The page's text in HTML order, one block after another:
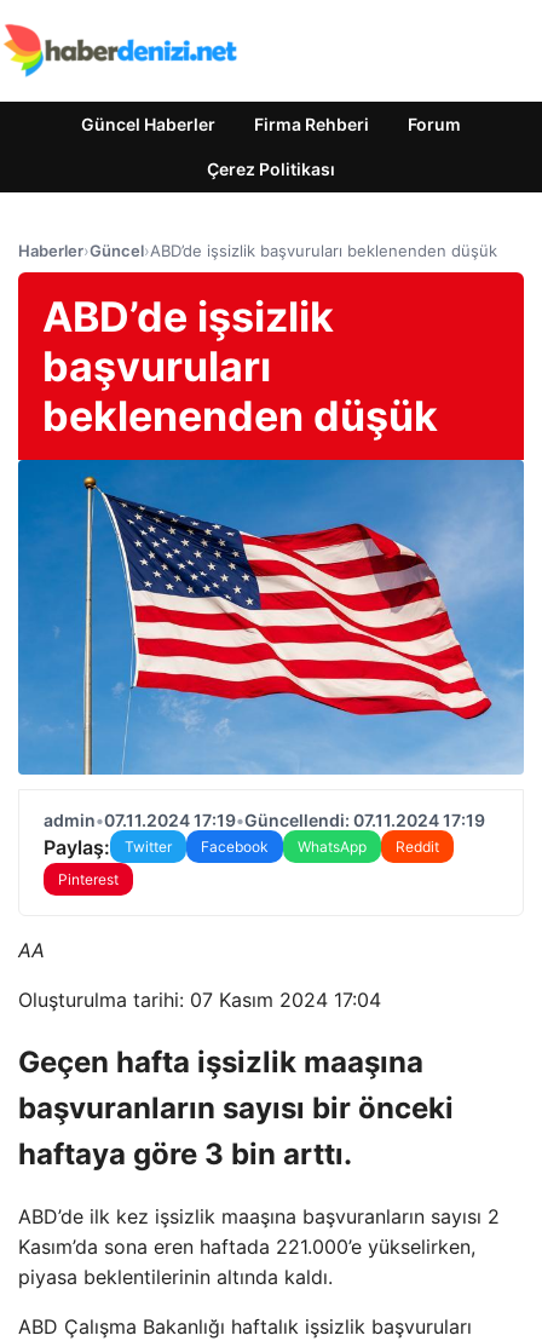
Güncel Haberler Firma Rehberi Forum
Çerez Politikası
Haberler›Güncel›ABD’de işsizlik başvuruları beklenenden düşük
ABD’de işsizlik
başvuruları
beklenenden düşük
admin•07.11.2024 17:19•Güncellendi: 07.11.2024 17:19
Paylaş: Twitter Facebook WhatsApp
Reddit
Pinterest
AA
Oluşturulma tarihi: 07 Kasım 2024 17:04
Geçen hafta işsizlik maaşına
başvuranların sayısı bir önceki
haftaya göre 3 bin arttı.
ABD’de ilk kez işsizlik maaşına başvuranların sayısı 2
Kasım’da sona eren haftada 221.000’e yükselirken,
piyasa beklentilerinin altında kaldı.
ABD Çalışma Bakanlığı haftalık işsizlik başvuruları